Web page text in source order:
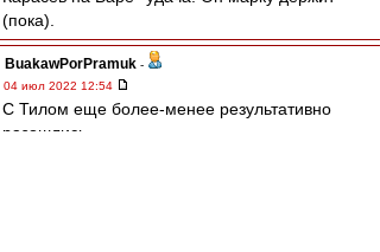
(пока).
BuakawPorPramuk -
04 июл 2022 12:54
С Тилом еще более-менее результативно
разошлись.